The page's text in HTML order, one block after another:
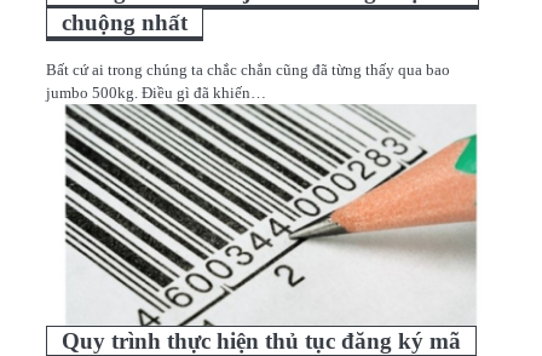
chuộng nhất
Bất cứ ai trong chúng ta chắc chắn cũng đã từng thấy qua bao
jumbo 500kg. Điều gì đã khiến…
Quy trình thực hiện thủ tục đăng ký mã